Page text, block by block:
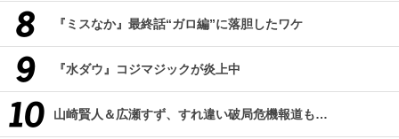
『ミスなか』最終話“ガロ編”に落胆したワケ
『水ダウ』コジマジックが炎上中
山崎賢人＆広瀬すず、すれ違い破局危機報道も…